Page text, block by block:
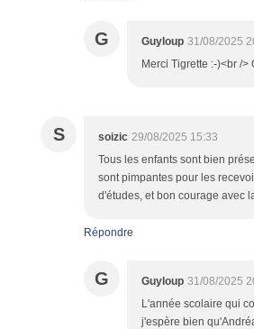
G Guyloup 31/08/2025
Merci Tigrette :-)<br />
S soizic 29/08/2025 15:33
Tous les enfants sont bien
sont pimpantes pour les
d'études, et bon courage avec
Répondre
G Guyloup 31/08/2025
L'année scolaire qui
j'espère bien